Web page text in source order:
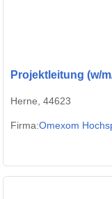
Projektleitung (w/
Herne, 44623
Firma:Omexom